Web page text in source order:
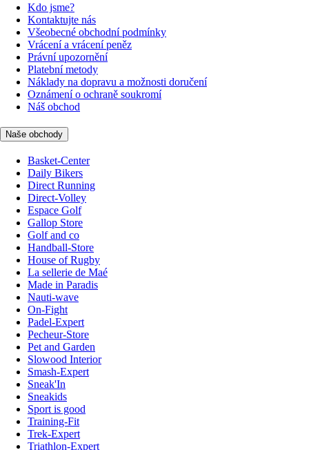
Kdo jsme?
Kontaktujte nás
Všeobecné obchodní podmínky
Vrácení a vrácení peněz
Právní upozornění
Platební metody
Náklady na dopravu a možnosti doručení
Oznámení o ochraně soukromí
Náš obchod
Naše obchody
Basket-Center
Daily Bikers
Direct Running
Direct-Volley
Espace Golf
Gallop Store
Golf and co
Handball-Store
House of Rugby
La sellerie de Maé
Made in Paradis
Nauti-wave
On-Fight
Padel-Expert
Pecheur-Store
Pet and Garden
Slowood Interior
Smash-Expert
Sneak'In
Sneakids
Sport is good
Training-Fit
Trek-Expert
Triathlon-Expert